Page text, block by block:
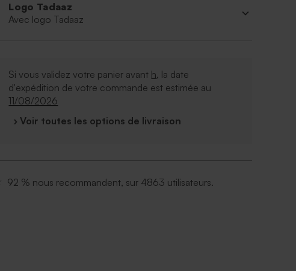
Logo Tadaaz
Avec logo Tadaaz
Si vous validez votre panier avant h, la date
d'expédition de votre commande est estimée au
11/08/2026
› Voir toutes les options de livraison
92 % nous recommandent, sur 4863 utilisateurs.